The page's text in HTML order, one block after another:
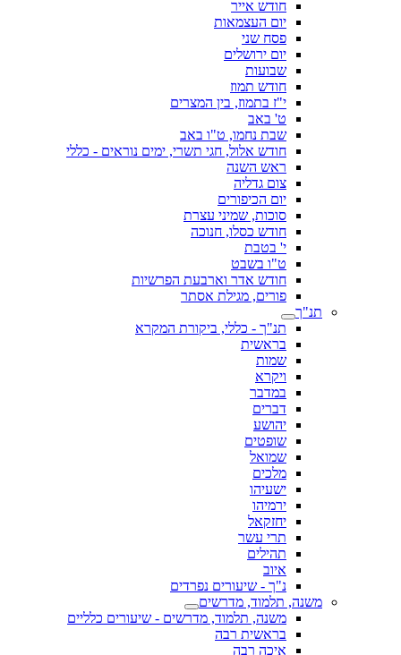
חודש אייר
יום העצמאות
פסח שני
יום ירושלים
שבועות
חודש תמוז
י"ז בתמוז, בין המצרים
ט' באב
שבת נחמו, ט"ו באב
חודש אלול, חגי תשרי, ימים נוראים - כללי
ראש השנה
צום גדליה
יום הכיפורים
סוכות, שמיני עצרת
חודש כסלו, חנוכה
י' בטבת
ט"ו בשבט
חודש אדר וארבעת הפרשיות
פורים, מגילת אסתר
תנ"ך
תנ"ך - כללי, ביקורת המקרא
בראשית
שמות
ויקרא
במדבר
דברים
יהושע
שופטים
שמואל
מלכים
ישעיהו
ירמיהו
יחזקאל
תרי עשר
תהילים
איוב
נ"ך - שיעורים נפרדים
משנה, תלמוד, מדרשים
משנה, תלמוד, מדרשים - שיעורים כלליים
בראשית רבה
איכה רבה